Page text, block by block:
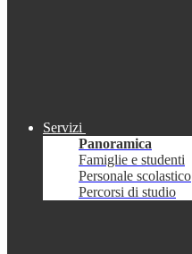
Servizi
Panoramica
Famiglie e studenti
Personale scolastico
Percorsi di studio